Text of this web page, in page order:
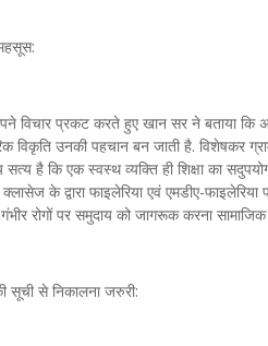
विचार प्रकट करते हुए खान सर ने बताया कि
विकृति उनकी पहचान बन जाती है. विशेषकर
सत्य है कि एक स्वस्थ व्यक्ति ही शिक्षा का
के द्वारा फाइलेरिया एवं एमडीए-
रोगों पर समुदाय को जागरूक करना सामाजिक
सूची से निकालना जरुरी: